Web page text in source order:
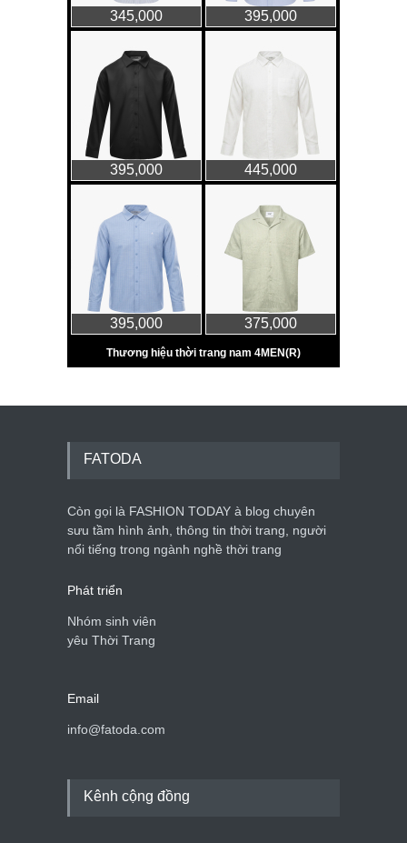
FATODA
Còn gọi là FASHION TODAY à blog chuyên
sưu tầm hình ảnh, thông tin thời trang, người
nổi tiếng trong ngành nghề thời trang
Phát triển
Nhóm sinh viên
yêu Thời Trang
Email
info@fatoda.com
Kênh cộng đồng